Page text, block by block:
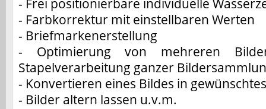
- Frei positionierbare individuelle
- Farbkorrektur mit einstellbaren Werten
- Briefmarkenerstellung
- Optimierung von mehreren
Stapelverarbeitung ganzer
- Konvertieren eines Bildes in
- Bilder altern lassen u.v.m.